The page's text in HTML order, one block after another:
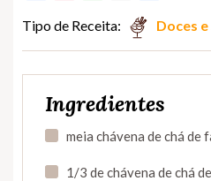
Tipo de Receita: Doces
Ingredientes
meia chávena de chá de
1/3 de chávena de chá